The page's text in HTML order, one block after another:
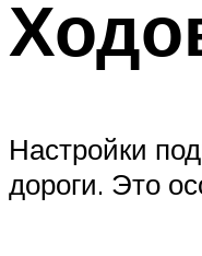
Настройки
дороги. Это